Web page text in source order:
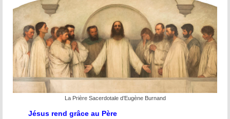
Solitude Communion
Prière d’intercession
Dévotion mariale
Jeanne Le Ber
Cause de Jeanne Le Ber
Le Tombeau de Jeanne Le Ber
La Prière Sacerdotale d’Eugène Burnand
Jésus rend grâce au Père